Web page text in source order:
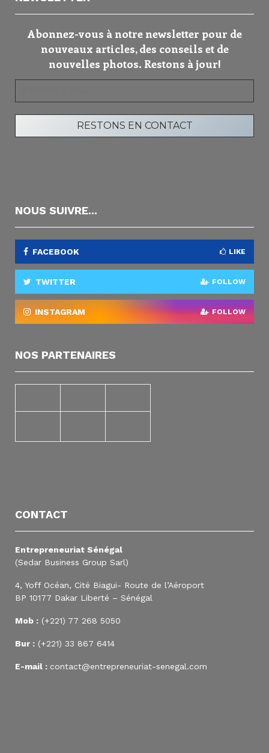
Abonnez-vous à notre newsletter pour de
nouveaux articles, des conseils et de
nouvelles photos. Restons à jour!
NOUS SUIVRE...
FACEBOOK LIKE
TWITTER FOLLOW
INSTAGRAM FOLLOW
NOS PARTENAIRES
CONTACT
Entrepreneuriat Sénégal
(Sedar Business Group Sarl)
4, Yoff Océan, Cité Biagui- Route de l’Aéroport
BP 10177 Dakar Liberté – Sénégal
Mob : (+221) 77 268 5050
Bur : (+221) 33 867 6414
E-mail : contact@entrepreneuriat-senegal.com